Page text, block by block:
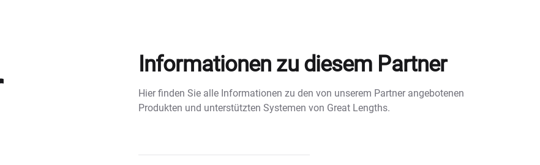
Informationen zu diesem Partner
Hier finden Sie alle Informationen zu den von unserem Partner angebotenen
Produkten und unterstützten Systemen von Great Lengths.